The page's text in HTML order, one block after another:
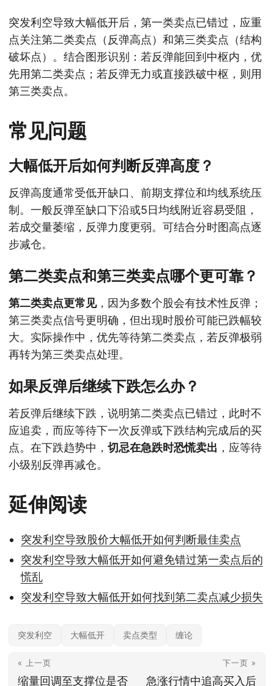
突发利空导致大幅低开后，第一类卖点已错过，应重
点关注第二类卖点（反弹高点）和第三类卖点（结构
破坏点）。结合图形识别：若反弹能回到中枢内，优
先用第二类卖点；若反弹无力或直接跌破中枢，则用
第三类卖点。
常见问题
大幅低开后如何判断反弹高度？
反弹高度通常受低开缺口、前期支撑位和均线系统压
制。一般反弹至缺口下沿或5日均线附近容易受阻，
若成交量萎缩，反弹力度更弱。可结合分时图高点逐
步减仓。
第二类卖点和第三类卖点哪个更可靠？
第二类卖点更常见，因为多数个股会有技术性反弹；
第三类卖点信号更明确，但出现时股价可能已跌幅较
大。实际操作中，优先等待第二类卖点，若反弹极弱
再转为第三类卖点处理。
如果反弹后继续下跌怎么办？
若反弹后继续下跌，说明第二类卖点已错过，此时不
应追卖，而应等待下一次反弹或下跌结构完成后的买
点。在下跌趋势中， 切忌在急跌时恐慌卖出 ，应等待
小级别反弹再减仓。
延伸阅读
突发利空导致股价大幅低开如何判断最佳卖点
突发利空导致大幅低开如何避免错过第一卖点后的
慌乱
突发利空导致大幅低开如何找到第二卖点减少损失
突发利空 大幅低开 卖点类型 缠论
« 上一页
缩量回调至支撑位是否
下一页 »
急涨行情中追高买入后